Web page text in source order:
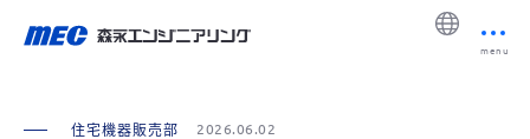
住宅機器販売部 2026.06.02
menu